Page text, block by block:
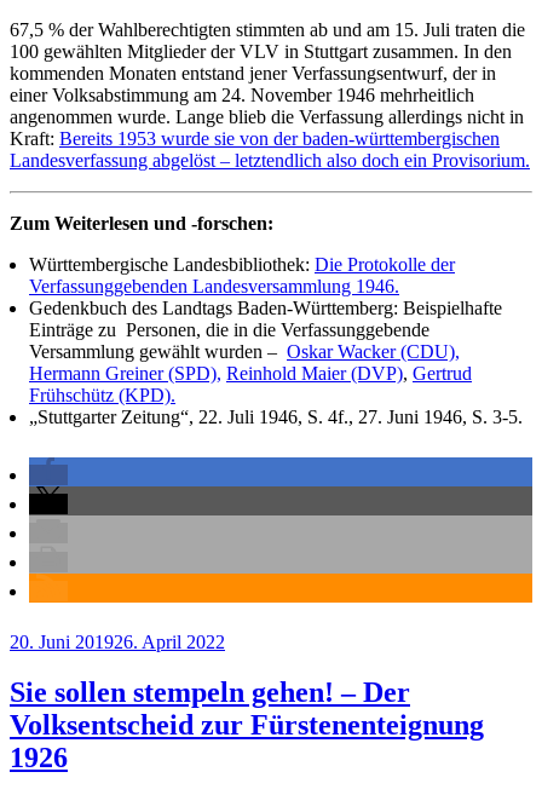
67,5 % der Wahlberechtigten stimmten ab und am 15. Juli traten die
100 gewählten Mitglieder der VLV in Stuttgart zusammen. In den
kommenden Monaten entstand jener Verfassungsentwurf, der in
einer Volksabstimmung am 24. November 1946 mehrheitlich
angenommen wurde. Lange blieb die Verfassung allerdings nicht in
Kraft: Bereits 1953 wurde sie von der baden-württembergischen
Landesverfassung abgelöst – letztendlich also doch ein Provisorium.
Zum Weiterlesen und -forschen:
Württembergische Landesbibliothek: Die Protokolle der
Verfassunggebenden Landesversammlung 1946.
Gedenkbuch des Landtags Baden-Württemberg: Beispielhafte
Einträge zu Personen, die in die Verfassunggebende
Versammlung gewählt wurden – Oskar Wacker (CDU),
Hermann Greiner (SPD), Reinhold Maier (DVP), Gertrud
Frühschütz (KPD).
„Stuttgarter Zeitung“, 22. Juli 1946, S. 4f., 27. Juni 1946, S. 3-5.
Veröffentlicht
20. Juni 201926. April 2022
Sie sollen stempeln gehen! – Der
Volksentscheid zur Fürstenenteignung
1926